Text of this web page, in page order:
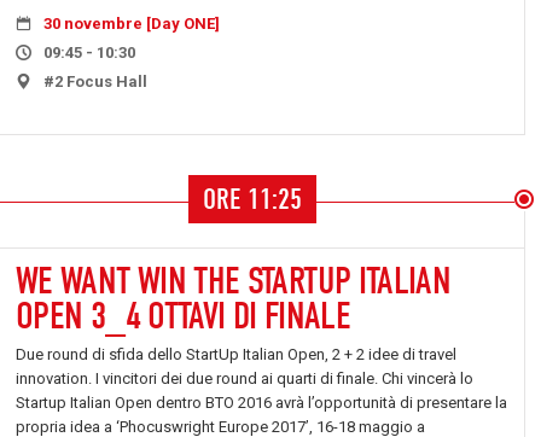
30 novembre [Day ONE]
09:45 - 10:30
#2 Focus Hall
ORE 11:25
WE WANT WIN THE STARTUP ITALIAN
OPEN 3_4 OTTAVI DI FINALE
Due round di sfida dello StartUp Italian Open, 2 + 2 idee di travel
innovation. I vincitori dei due round ai quarti di finale. Chi vincerà lo
Startup Italian Open dentro BTO 2016 avrà l’opportunità di presentare la
propria idea a ‘Phocuswright Europe 2017’, 16-18 maggio a